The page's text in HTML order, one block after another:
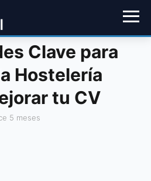
Clave para
Hostelería
tu CV
5 meses